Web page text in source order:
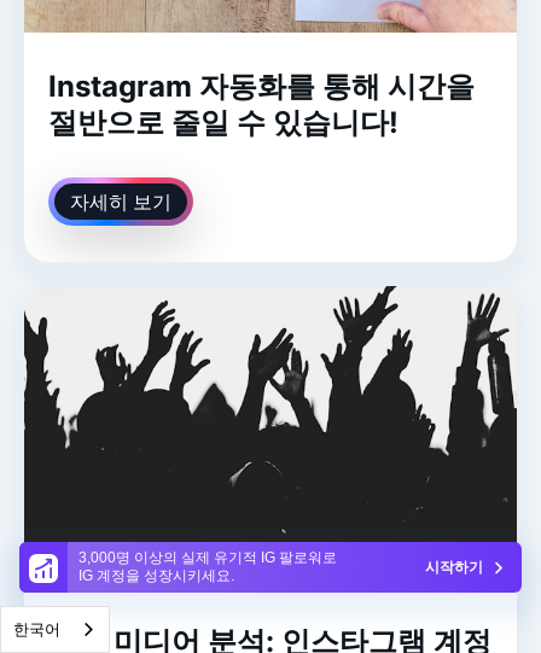
3,000명 이상의 실제 유기적 IG 팔로워로
IG 계정을 성장시키세요.
시작하기
Instagram 자동화를 통해 시간을
절반으로 줄일 수 있습니다!
자세히 보기
소셜 미디어 분석: 인스타그램 계정
한국어